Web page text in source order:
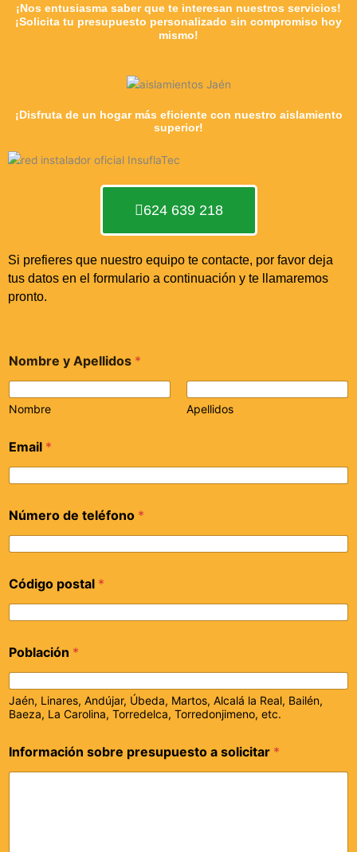
¡Nos entusiasma saber que te interesan nuestros servicios!
¡Solicita tu presupuesto personalizado sin compromiso hoy
mismo!
¡Disfruta de un hogar más eficiente con nuestro aislamiento
superior!
624 639 218
Si prefieres que nuestro equipo te contacte, por favor deja
tus datos en el formulario a continuación y te llamaremos
pronto.
Nombre y Apellidos *
Nombre Apellidos
Email *
Número de teléfono *
Código postal *
Población *
Jaén, Linares, Andújar, Úbeda, Martos, Alcalá la Real, Bailén,
Baeza, La Carolina, Torredelca, Torredonjimeno, etc.
Información sobre presupuesto a solicitar *